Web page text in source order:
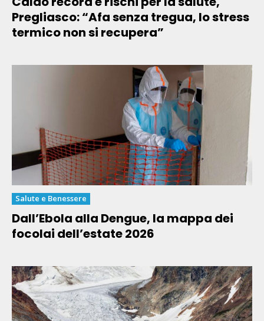
Pregliasco: “Afa senza tregua, lo stress
termico non si recupera”
Salute e Benessere
Dall’Ebola alla Dengue, la mappa dei
focolai dell’estate 2026